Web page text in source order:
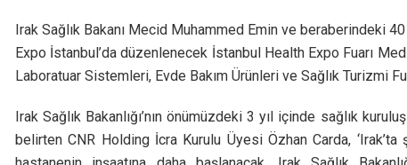
Irak Sağlık Bakanı Mecid Muhammed Emin ve beraberindeki
Expo İstanbul’da düzenlenecek İstanbul Health Expo Fuarı
Laboratuar Sistemleri, Evde Bakım Ürünleri ve Sağlık Turizmi
Irak Sağlık Bakanlığı’nın önümüzdeki 3 yıl içinde sağlık
belirten CNR Holding İcra Kurulu Üyesi Özhan Carda,